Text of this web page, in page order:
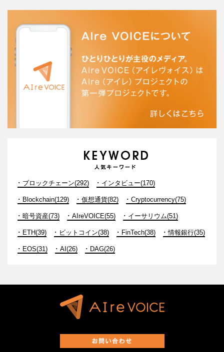
ブロックチェーン(292) インタビュー(170)
Blockchain(129) 仮想通貨(82) Cryptocurrency(75)
暗号資産(73) AIreVOICE(55) イーサリウム(51)
ETH(39) ビットコイン(38) FinTech(38) 情報銀行(35)
EOS(31) AI(26) DAG(26)